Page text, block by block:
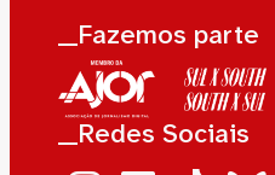
__Fazemos parte
__Redes Sociais